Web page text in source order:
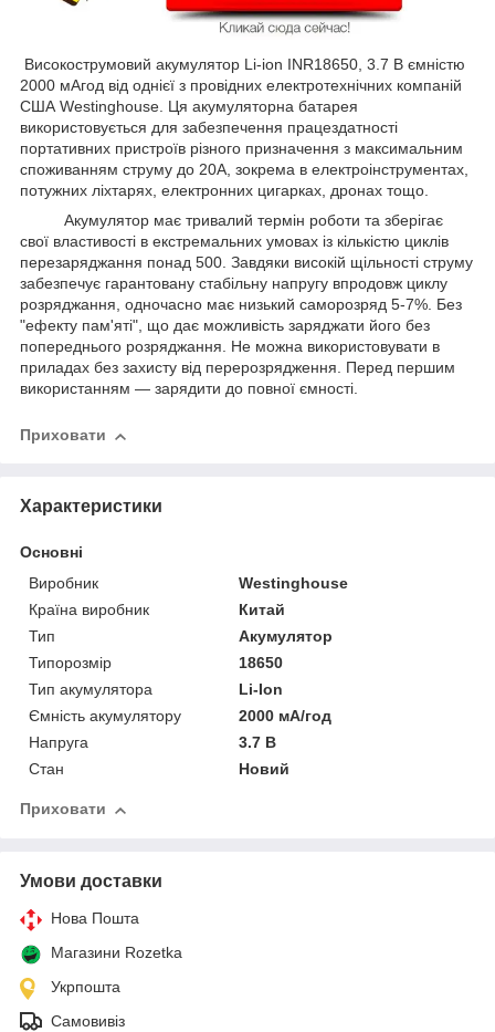
Високострумовий акумулятор Li-ion INR18650, 3.7 В ємністю
2000 мАгод від однієї з провідних електротехнічних компаній
США Westinghouse. Ця акумуляторна батарея
використовується для забезпечення працездатності
портативних пристроїв різного призначення з максимальним
споживанням струму до 20А, зокрема в електроінструментах,
потужних ліхтарях, електронних цигарках, дронах тощо.
Акумулятор має тривалий термін роботи та зберігає
свої властивості в екстремальних умовах із кількістю циклів
перезаряджання понад 500. Завдяки високій щільності струму
забезпечує гарантовану стабільну напругу впродовж циклу
розряджання, одночасно має низький саморозряд 5-7%. Без
"ефекту пам'яті", що дає можливість заряджати його без
попереднього розряджання. Не можна використовувати в
приладах без захисту від перерозрядження. Перед першим
використанням — зарядити до повної ємності.
Приховати
Характеристики
Основні
Виробник
Westinghouse
Країна виробник
Китай
Тип
Акумулятор
Типорозмір
18650
Тип акумулятора
Li-Ion
Ємність акумулятору
2000 мА/год
Напруга
3.7 В
Стан
Новий
Приховати
Умови доставки
Нова Пошта
Магазини Rozetka
Укрпошта
Самовивіз